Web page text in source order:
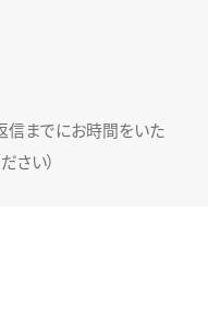
信までにお時間をいた
さい）